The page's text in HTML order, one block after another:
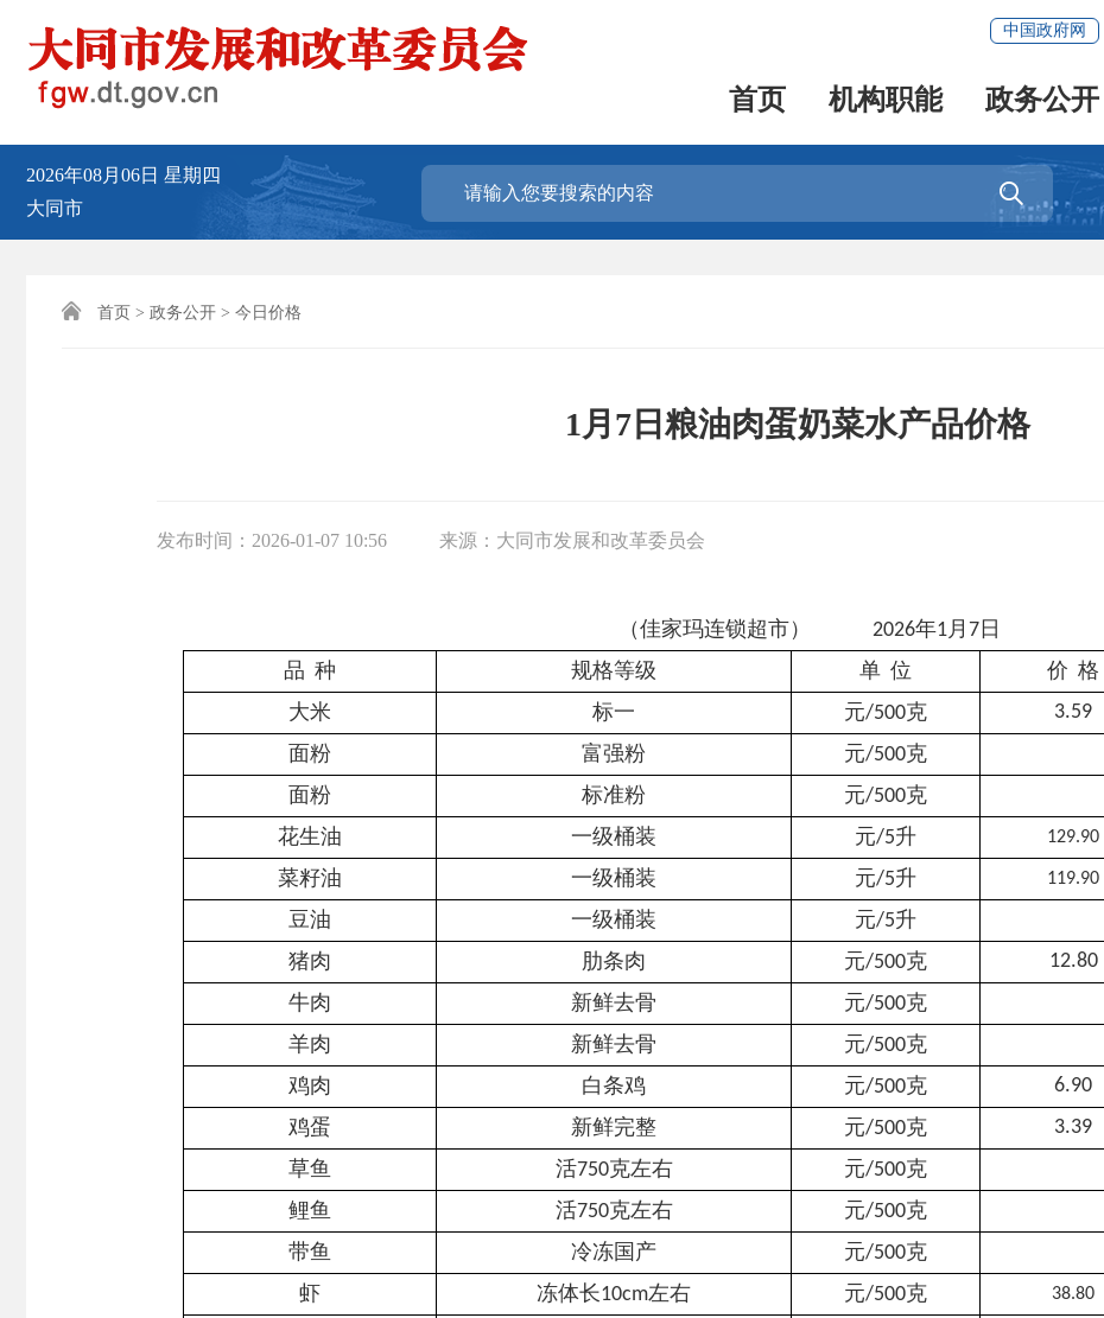
中国政府网
首页 机构职能 政务公开
2026年08月06日 星期四
大同市

 首页 > 政务公开 > 今日价格
1月7日粮油肉蛋奶菜水产品价格
发布时间： 2026-01-07 10:56 来源： 大同市发展和改革委员会
（佳家玛连锁超市） 2026年1月 7 日
品 种 规格等级 单 位 价 格
大米
标一 元/500克 3.59
面粉 富强粉 元/500克
面粉
标准粉 元/500克
花生油
一级桶装 元/5升 129.90
菜籽油 一级桶装 元/5升 119.90
豆油 一级桶装 元/5升
猪肉
肋条肉 元/500克 12.80
牛肉 新鲜去骨 元/500克
羊肉
新鲜去骨 元/500克
鸡肉
白条鸡 元/500克 6.90
鸡蛋 新鲜完整 元/500克 3.39
草鱼 活750克左右 元/500克
鲤鱼
活750克左右 元/500克
带鱼
冷冻国产 元/500克
虾
冻体长10cm左右 元/500克 38.80